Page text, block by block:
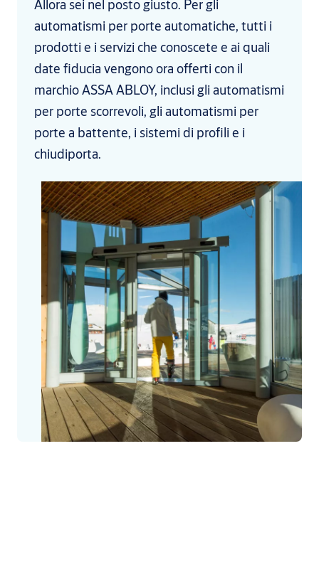
Allora sei nel posto giusto. Per gli
automatismi per porte automatiche, tutti i
prodotti e i servizi che conoscete e ai quali
date fiducia vengono ora offerti con il
marchio ASSA ABLOY, inclusi gli automatismi
per porte scorrevoli, gli automatismi per
porte a battente, i sistemi di profili e i
chiudiporta.